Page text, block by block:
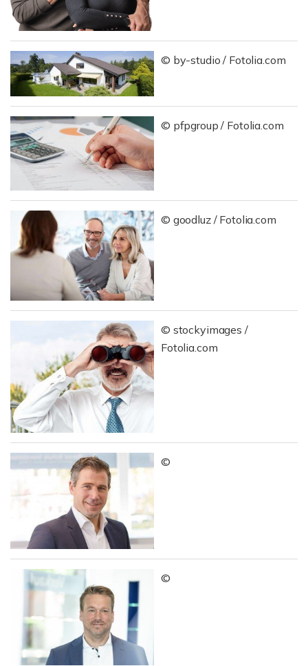
© by-studio / Fotolia.com
© pfpgroup / Fotolia.com
© goodluz / Fotolia.com
© stockyimages /
Fotolia.com
©
©